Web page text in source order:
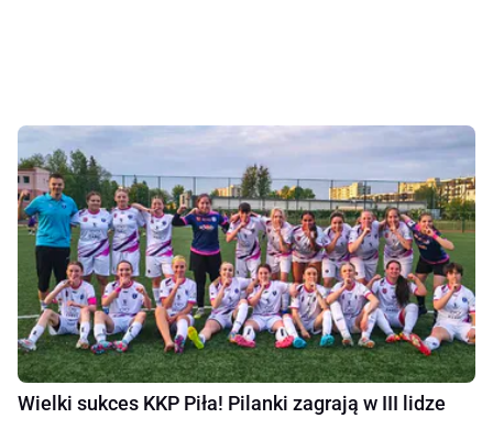
Wielki sukces KKP Piła! Pilanki zagrają w III lidze